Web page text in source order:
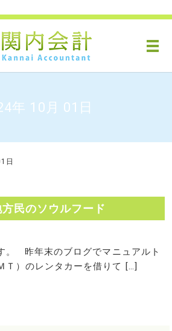
メ
年 10月 01日
日
民のソウルフード
。 昨年末のブログでマニュアルト
Ｔ）のレンタカーを借りて […]